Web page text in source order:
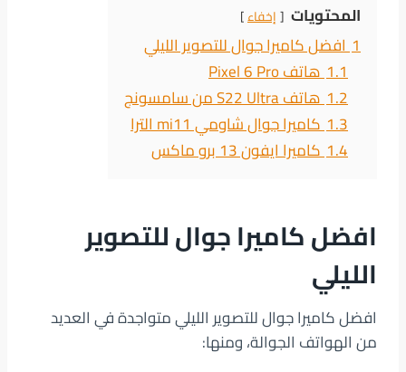
المحتويات إخفاء
1افضل كاميرا جوال للتصوير الليلي
1.1هاتف Pixel 6 Pro
1.2هاتف S22 Ultra من سامسونج
1.3كاميرا جوال شاومي mi11 الترا
1.4كاميرا ايفون 13 برو ماكس
افضل كاميرا جوال للتصوير
الليلي
افضل كاميرا جوال للتصوير الليلي متواجدة في العديد
من الهواتف الجوالة، ومنها: